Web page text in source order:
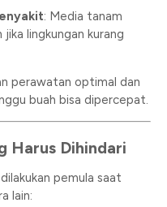
: Media tanam
lingkungan kurang
perawatan optimal dan
buah bisa dipercepat.
Harus Dihindari
pemula saat
lain: